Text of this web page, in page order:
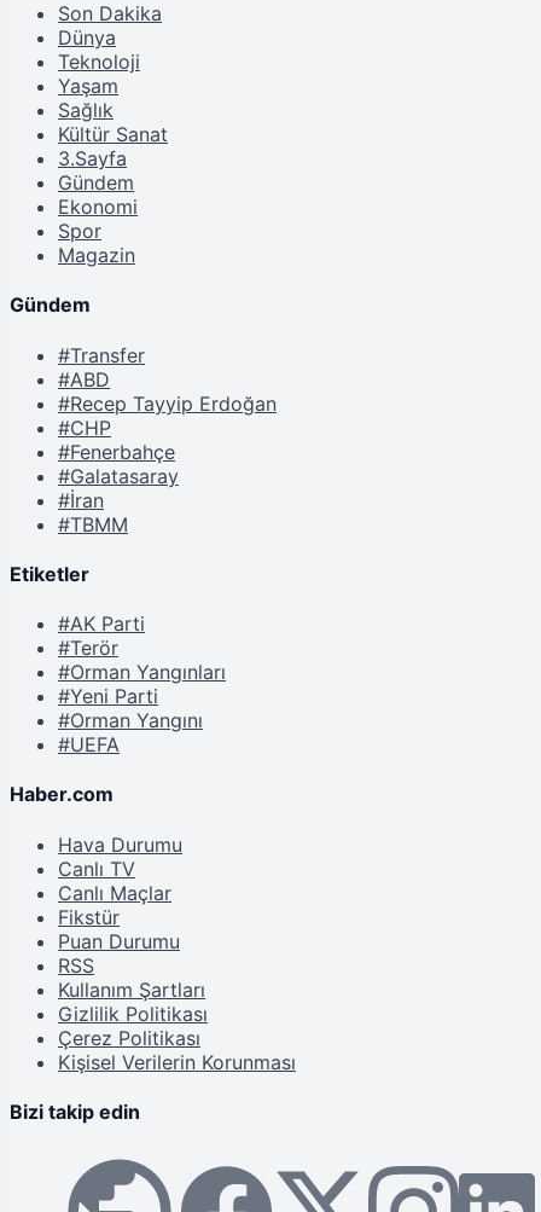
Son Dakika
Dünya
Teknoloji
Yaşam
Sağlık
Kültür Sanat
3.Sayfa
Gündem
Ekonomi
Spor
Magazin
Gündem
#Transfer
#ABD
#Recep Tayyip Erdoğan
#CHP
#Fenerbahçe
#Galatasaray
#İran
#TBMM
Etiketler
#AK Parti
#Terör
#Orman Yangınları
#Yeni Parti
#Orman Yangını
#UEFA
Haber.com
Hava Durumu
Canlı TV
Canlı Maçlar
Fikstür
Puan Durumu
RSS
Kullanım Şartları
Gizlilik Politikası
Çerez Politikası
Kişisel Verilerin Korunması
Bizi takip edin